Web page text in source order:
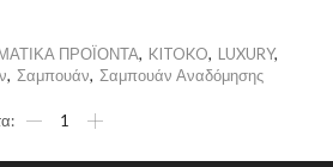
ΠΡΟΪΟΝΤΑ, KITOKO, LUXURY,
, Σαμπουάν, Σαμπουάν Αναδόμησης